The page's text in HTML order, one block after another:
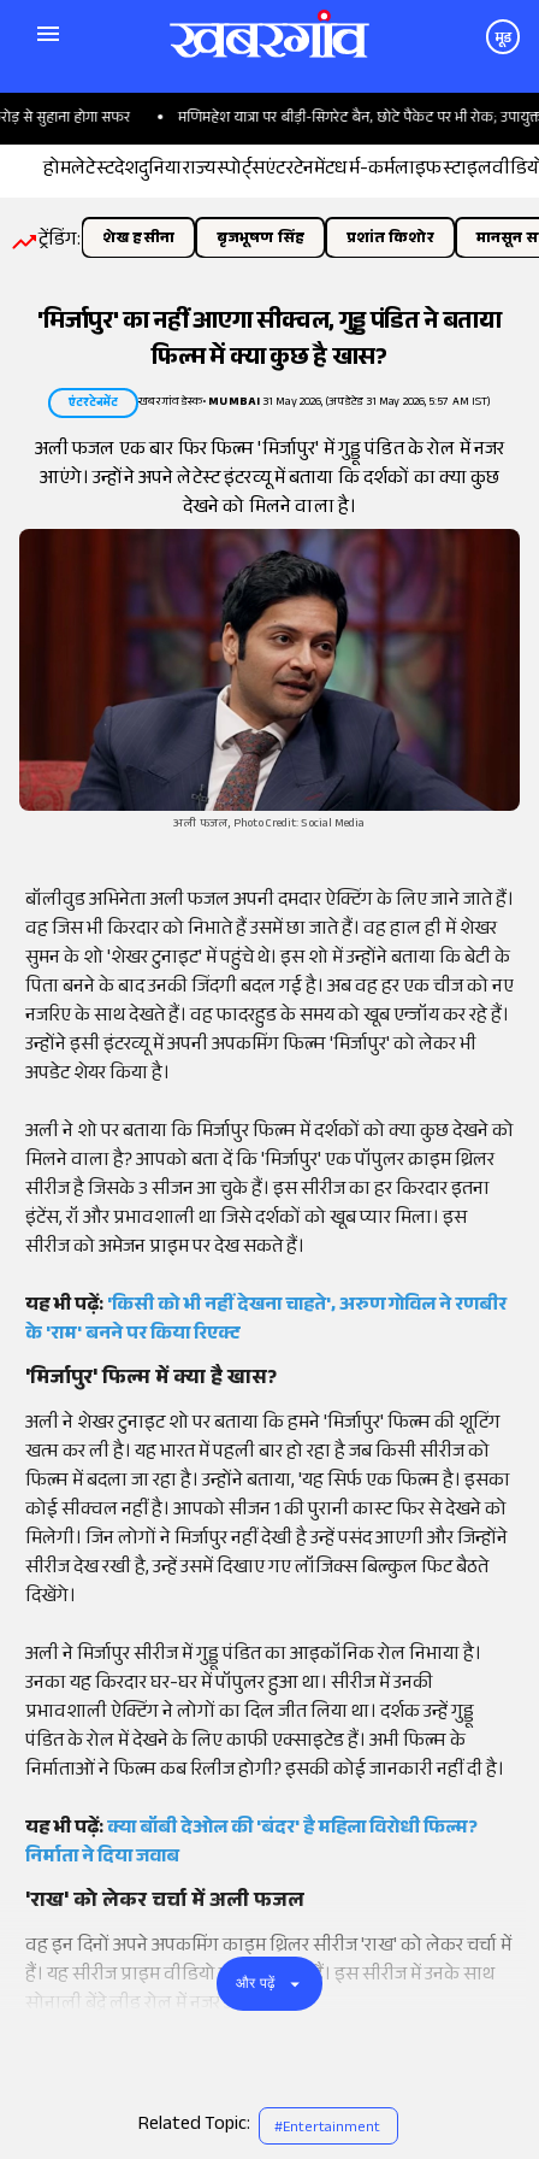
मूड
सुहाना होगा सफर मणिमहेश यात्रा पर बीड़ी-सिगरेट बैन, छोटे पैकेट पर भी रोक; उपायुक्त ने
होमलेटेस्टदेशदुनियाराज्यस्पोर्ट्सएंटरटेनमेंटधर्म-कर्मलाइफस्टाइल
ट्रेंडिंग: शेख हसीना बृजभूषण सिंह प्रशांत किशोर मानसून
'मिर्जापुर' का नहीं आएगा सीक्वल, गुड्ड पंडित ने बताया
फिल्म में क्या कुछ है खास?
एंटरटेनमेंट खबरगांव डेस्क•MUMBAI31 May 2026, (अपडेटेड 31 May 2026, 5:57 AM IST)
अली फजल एक बार फिर फिल्म 'मिर्जापुर' में गुड्डू पंडित के रोल में नजर
आएंगे। उन्होंने अपने लेटेस्ट इंटरव्यू में बताया कि दर्शकों का क्या कुछ
देखने को मिलने वाला है।
अली फजल, Photo Credit: Social Media
बॉलीवुड अभिनेता अली फजल अपनी दमदार ऐक्टिंग के लिए जाने जाते हैं।
वह जिस भी किरदार को निभाते हैं उसमें छा जाते हैं। वह हाल ही में शेखर
सुमन के शो 'शेखर टुनाइट' में पहुंचे थे। इस शो में उन्होंने बताया कि बेटी के
पिता बनने के बाद उनकी जिंदगी बदल गई है। अब वह हर एक चीज को नए
नजरिए के साथ देखते हैं। वह फादरहुड के समय को खूब एन्जॉय कर रहे हैं।
उन्होंने इसी इंटरव्यू में अपनी अपकमिंग फिल्म 'मिर्जापुर' को लेकर भी
अपडेट शेयर किया है।
अली ने शो पर बताया कि मिर्जापुर फिल्म में दर्शकों को क्या कुछ देखने को
मिलने वाला है? आपको बता दें कि 'मिर्जापुर' एक पॉपुलर क्राइम थ्रिलर
सीरीज है जिसके 3 सीजन आ चुके हैं। इस सीरीज का हर किरदार इतना
इंटेंस, रॉ और प्रभावशाली था जिसे दर्शकों को खूब प्यार मिला। इस
सीरीज को अमेजन प्राइम पर देख सकते हैं।
यह भी पढ़ें:'किसी को भी नहीं देखना चाहते', अरुण गोविल ने रणबीर
के 'राम' बनने पर किया रिएक्ट
'मिर्जापुर' फिल्म में क्या है खास?
अली ने शेखर टुनाइट शो पर बताया कि हमने 'मिर्जापुर' फिल्म की शूटिंग
खत्म कर ली है। यह भारत में पहली बार हो रहा है जब किसी सीरीज को
फिल्म में बदला जा रहा है। उन्होंने बताया, 'यह सिर्फ एक फिल्म है। इसका
कोई सीक्वल नहीं है। आपको सीजन 1 की पुरानी कास्ट फिर से देखने को
मिलेगी। जिन लोगों ने मिर्जापुर नहीं देखी है उन्हें पसंद आएगी और जिन्होंने
सीरीज देख रखी है, उन्हें उसमें दिखाए गए लॉजिक्स बिल्कुल फिट बैठते
दिखेंगे।
अली ने मिर्जापुर सीरीज में गुड्डू पंडित का आइकॉनिक रोल निभाया है।
उनका यह किरदार घर-घर में पॉपुलर हुआ था। सीरीज में उनकी
प्रभावशाली ऐक्टिंग ने लोगों का दिल जीत लिया था। दर्शक उन्हें गुड्डू
पंडित के रोल में देखने के लिए काफी एक्साइटेड हैं। अभी फिल्म के
निर्माताओं ने फिल्म कब रिलीज होगी? इसकी कोई जानकारी नहीं दी है।
यह भी पढ़ें:क्या बॉबी देओल की 'बंदर' है महिला विरोधी फिल्म?
निर्माता ने दिया जवाब
'राख' को लेकर चर्चा में अली फजल
वह इन दिनों अपने अपकमिंग काइम थ्रिलर सीरीज 'राख' को लेकर चर्चा में
हैं। यह सीरीज प्राइम वीडियो पर देख सकते हैं। इस सीरीज में उनके साथ
सोनाली बेंद्रे लीड रोल में नजर आएंगी।
और पढ़ें
Related Topic: #Entertainment